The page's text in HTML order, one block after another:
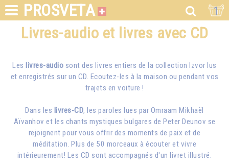
PROSVETA 1
Livres-audio et livres avec CD
Les livres-audio sont des livres entiers de la collection Izvor lus
et enregistrés sur un CD. Ecoutez-les à la maison ou pendant vos
trajets en voiture !
Dans les livres-CD, les paroles lues par Omraam Mikhaël
Aïvanhov et les chants mystiques bulgares de Peter Deunov se
rejoignent pour vous offrir des moments de paix et de
méditation. Plus de 50 morceaux à écouter et vivre
intérieurement! Les CD sont accompagnés d'un livret illustré.